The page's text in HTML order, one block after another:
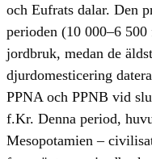
och Eufrats dalar. Den
perioden (10 000–6
jordbruk, medan de
djurdomesticering
PPNA och PPNB vid
f.Kr. Denna period,
Mesopotamien –